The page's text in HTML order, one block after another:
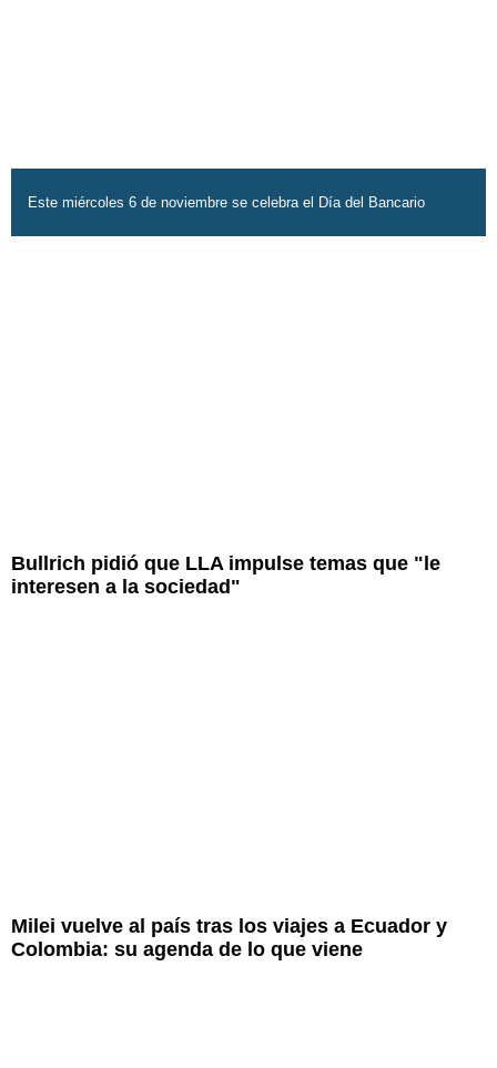
Este miércoles 6 de noviembre se celebra el Día del Bancario
Bullrich pidió que LLA impulse temas que "le
interesen a la sociedad"
Milei vuelve al país tras los viajes a Ecuador y
Colombia: su agenda de lo que viene